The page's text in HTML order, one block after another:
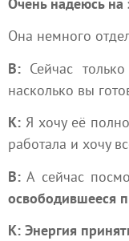
Она немного
В: Сейчас
насколько вы
К: Я хочу её
работала и хочу
В: А сейчас
освободившееся
К: Энергия